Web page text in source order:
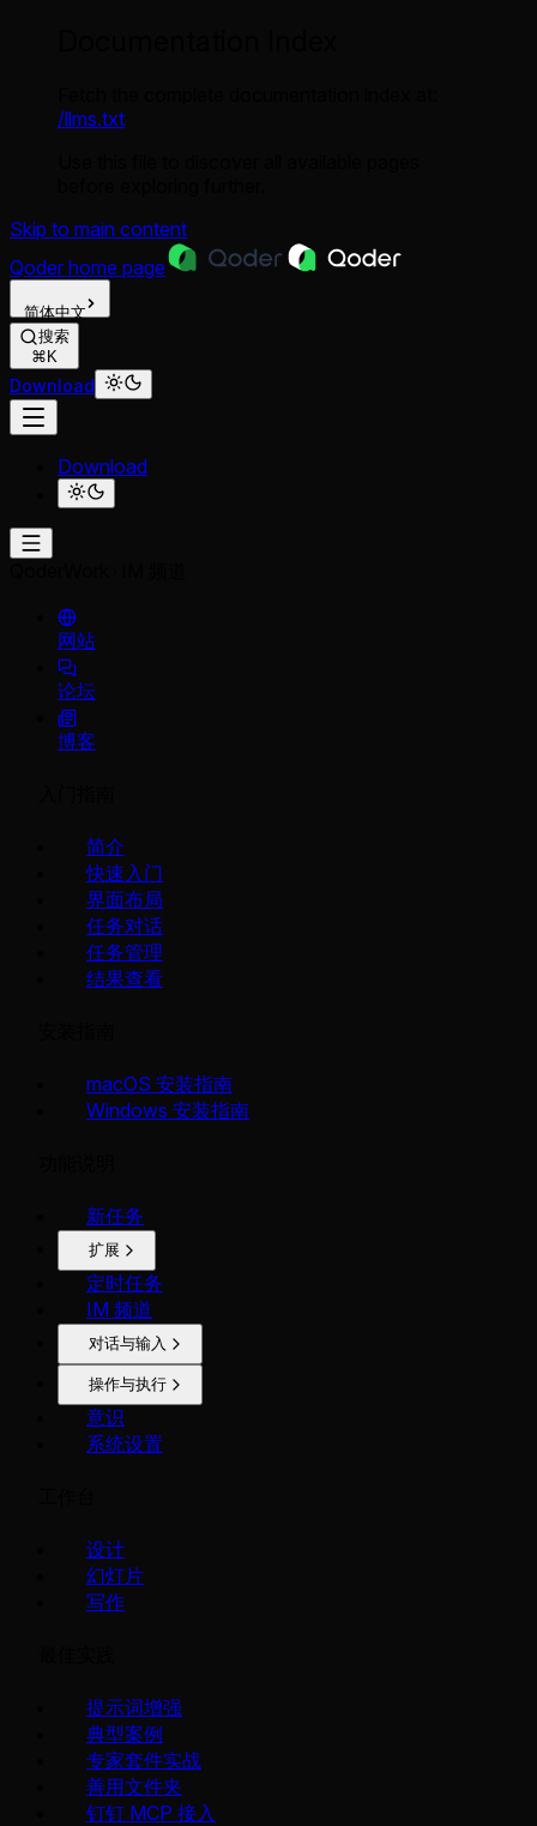
/llms.txt
Skip to main content
Qoder home page
简体中文
搜索
⌘K
Download
Download
网站
论坛
博客
简介
快速入门
界面布局
任务对话
任务管理
结果查看
macOS 安装指南
Windows 安装指南
新任务
扩展
定时任务
IM 频道
对话与输入
操作与执行
意识
系统设置
设计
幻灯片
写作
提示词增强
典型案例
专家套件实战
善用文件夹
钉钉 MCP 接入